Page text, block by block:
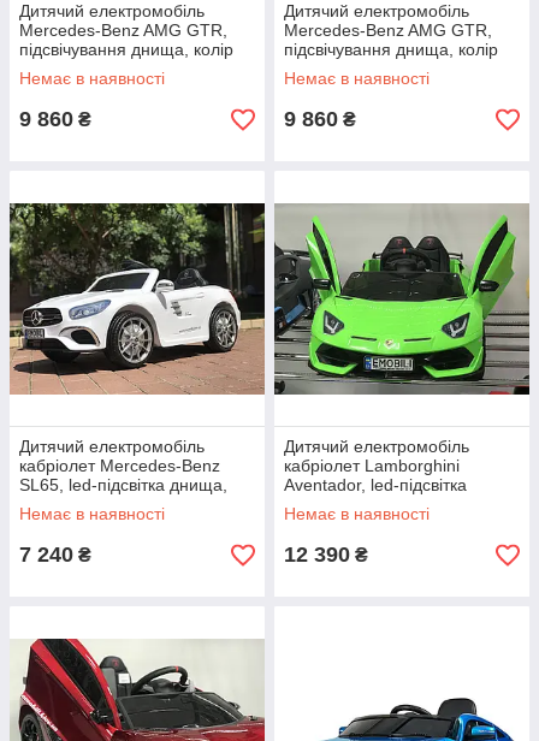
Дитячий електромобіль
Mercedes-Benz AMG GTR,
підсвічування днища, колір
графітовий металік
Немає в наявності
9 860 ₴
Дитячий електромобіль
Mercedes-Benz AMG GTR,
підсвічування днища, колір
бордовий металік
Немає в наявності
9 860 ₴
Дитячий електромобіль
кабріолет Mercedes-Benz
SL65, led-підсвітка днища,
амортизатори 4 шт.
Немає в наявності
7 240 ₴
Дитячий електромобіль
кабріолет Lamborghini
Aventador, led-підсвітка
днища, двері відчиняються
вгору
Немає в наявності
12 390 ₴